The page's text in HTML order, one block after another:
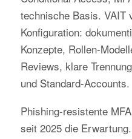
technische Basis. VAIT
Konfiguration:
Konzepte, Rollen-
Reviews, klare
und Standard-Accounts.
Phishing-resistente
seit 2025 die